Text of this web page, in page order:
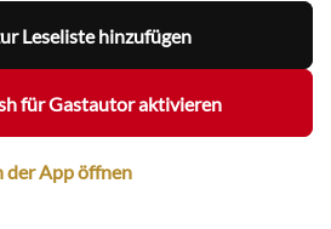
Leseliste hinzufügen
für Gastautor aktivieren
der App öffnen